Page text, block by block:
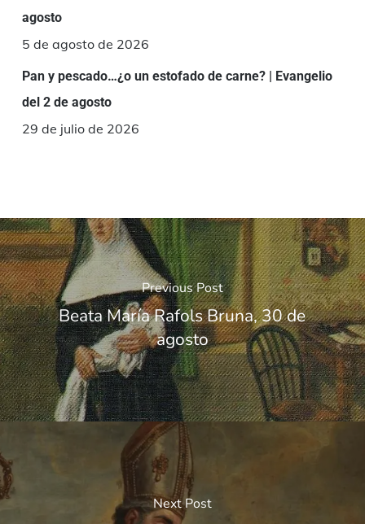
agosto
5 de agosto de 2026
Pan y pescado…¿o un estofado de carne? | Evangelio
del 2 de agosto
29 de julio de 2026
Previous Post
Beata María Rafols Bruna, 30 de
agosto
Next Post